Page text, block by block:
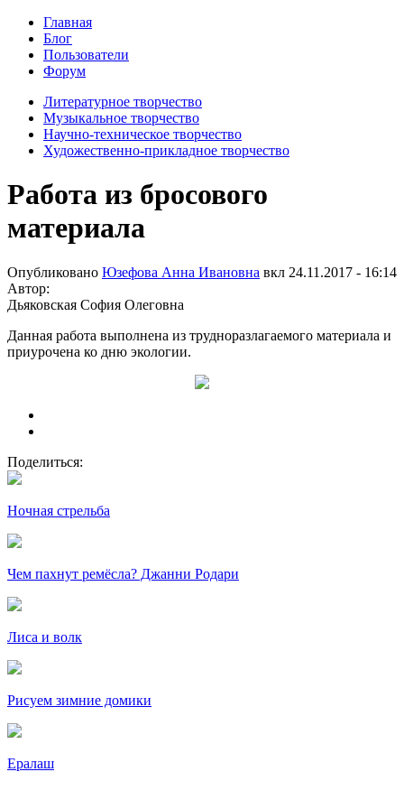
Главная
Блог
Пользователи
Форум
Литературное творчество
Музыкальное творчество
Научно-техническое творчество
Художественно-прикладное творчество
Работа из бросового
материала
Опубликовано Юзефова Анна Ивановна вкл 24.11.2017 - 16:14
Автор:
Дьяковская София Олеговна
Данная работа выполнена из трудноразлагаемого материала и
приурочена ко дню экологии.
Поделиться:
Ночная стрельба
Чем пахнут ремёсла? Джанни Родари
Лиса и волк
Рисуем зимние домики
Ералаш